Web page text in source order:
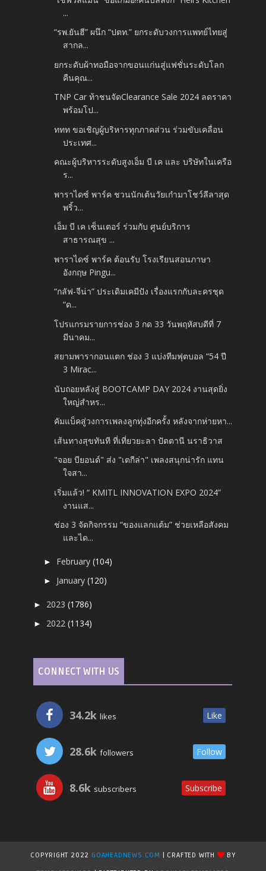
...
“รพ.ยันฮี” ผนึก “ปตท.” ยกระดับวงการแพทย์ไทยสู่
สากล...
ยกระดับผ้าทอมือจากขอนแก่นสู่แฟชั่นระดับโลก
คืนคุณ...
TNP Car ท้าชนจัดClearance Sale 2024 ลดราคา
พร้อมโป...
ททท ขอเชิญผู้บริหารทุกภาคส่วน ร่วมขับเคลื่อน
ประเทศ...
คณะผู้บริหารระดับสูงเอ็ม บี เค และ บริษัทในเครือ
ร...
พาราไดซ์ พาร์ค ชวนนักเต้นวัยเก๋ามาโชว์ลีลาสุด
พริ้ว...
เอ็ม บี เค เซ็นเตอร์ ร่วมกับ ศูนย์บริการ
สาธารณสุข ...
พาราไดซ์ พาร์ค ต้อนรับ โรงเรียนสอนภาษา
อังกฤษ Pingu...
“กลัฟ-จีน่า” ประเดิมเคมีปัง เรื่องแรกกับละครชุด
“ด...
โปรแกรมรายการช่อง 3 กด 33 วันพฤหัสบดีที่ 7
มีนาคม...
สยามพารากอนแตก ช่อง 3 แบ่งทีมฟุตบอล “54 ปี
3 Mirac...
นับถอยหลังสู่ BOOTCAMP DAY 2024 งานสุดยิ่ง
ใหญ่สำหร...
คัมแบ็คสู่วงการเพลงลูกทุ่งอีกครั้ง หลังจากห่ายหา...
เส้นทางสุขทันที ที่เที่ยวยะลา ปัตตานี นราธิวาส
"จอย บียอนด์" ส่ง "เตกีล่า" เพลงสนุกน่ารัก แทน
ใจสา...
เริ่มแล้ว! “ KMITL INNOVATION EXPO 2024”
งานแส...
ช่อง 3 จัดกิจกรรม “ของแลกแต้ม” ช่วยเหลือสังคม
และได...
► February(104)
► January(120)
► 2023(1786)
► 2022(1134)
CONNECT WITH US
34.2k likes Like
28.6k followers Follow
8.6k subscribers Subscribe
COPYRIGHT 2022 GOAHEADNEWS.COM | CRAFTED WITH
BY